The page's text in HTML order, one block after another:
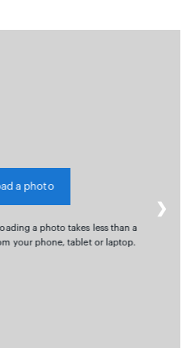
a photo
a photo takes less than a
your phone, tablet or laptop.
❯